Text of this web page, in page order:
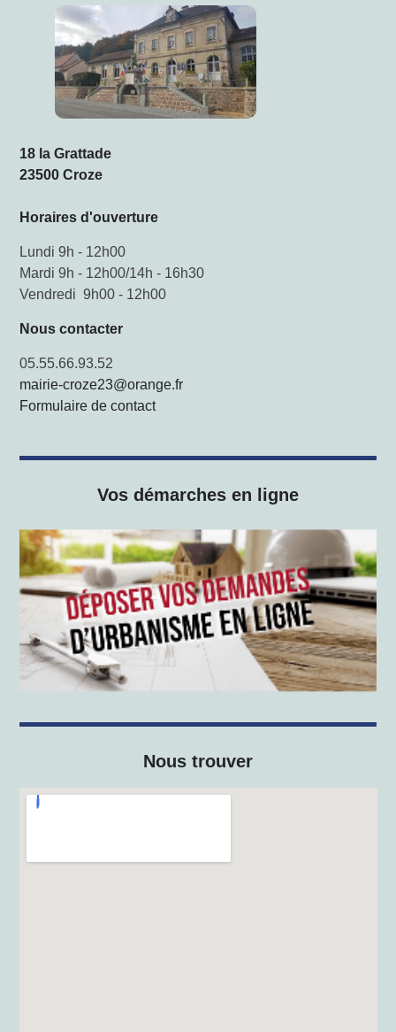
18 la Grattade
23500 Croze
Horaires d'ouverture
Lundi 9h - 12h00
Mardi 9h - 12h00/14h - 16h30
Vendredi 9h00 - 12h00
Nous contacter
05.55.66.93.52
mairie-croze23@orange.fr
Formulaire de contact
Vos démarches en ligne
Nous trouver